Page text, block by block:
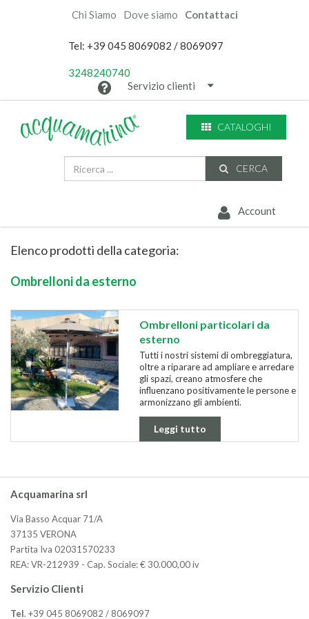
Chi Siamo Dove siamo Contattaci
Tel: +39 045 8069082 / 8069097
3248240740
Servizio clienti
CATALOGHI
CERCA
Account
Elenco prodotti della categoria:
Ombrelloni da esterno
Ombrelloni particolari da
esterno
Tutti i nostri sistemi di ombreggiatura,
oltre a riparare ad ampliare e arredare
gli spazi, creano atmosfere che
influenzano positivamente le persone e
armonizzano gli ambienti.
Leggi tutto
Acquamarina srl
Via Basso Acquar 71/A
37135 VERONA
Partita Iva 02031570233
REA: VR-212939 - Cap. Sociale: € 30.000,00 iv
Servizio Clienti
Tel. +39 045 8069082 / 8069097